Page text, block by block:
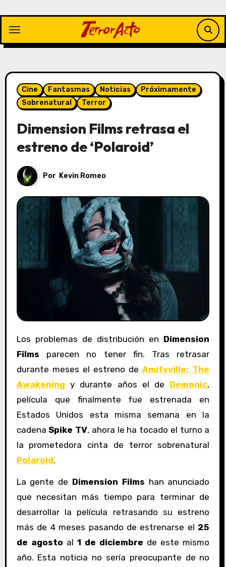
contenido
Cine Fantasmas Noticias
Próximamente
Sobrenatural
Terror
Dimension Films retrasa el
estreno de ‘Polaroid’
Por Kevin Romeo
Los problemas de distribución en Dimension
Films parecen no tener fin. Tras retrasar
durante meses el estreno deAmityville: The
Awakening y durante años el de Demonic,
película que finalmente fue estrenada en
Estados Unidos esta misma semana en la
cadenaSpike TV, ahora le ha tocado el turno a
la prometedora cinta de terror sobrenatural
Polaroid.
La gente de Dimension Films han anunciado
que necesitan más tiempo para terminar de
desarrollar la película retrasando su estreno
más de 4 meses pasando de estrenarse el 25
de agosto al 1 de diciembre de este mismo
año. Esta noticia no sería preocupante de no